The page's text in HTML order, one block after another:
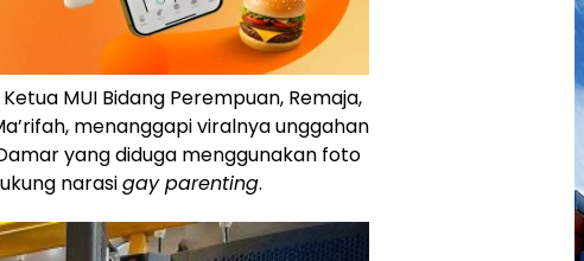
MUI Bidang Perempuan, Remaja,
menanggapi viralnya unggahan
yang diduga menggunakan foto
narasigay parenting.